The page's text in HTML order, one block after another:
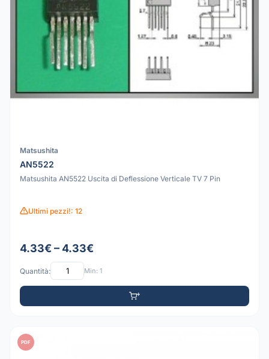
Matsushita
AN5522
Matsushita AN5522 Uscita di Deflessione Verticale TV 7 Pin
Ultimi pezzi!: 12
4.33€ – 4.33€
Quantità: Min: 1
PDF